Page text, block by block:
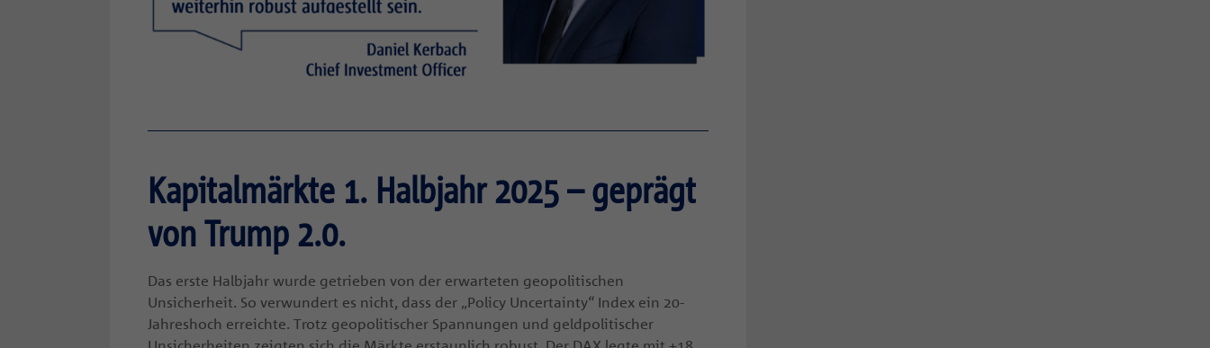
Kapitalmärkte 1. Halbjahr 2025 – geprägt
von Trump 2.0.
Das erste Halbjahr wurde getrieben von der erwarteten geopolitischen
Unsicherheit. So verwundert es nicht, dass der „Policy Uncertainty“ Index ein 20-
Jahreshoch erreichte. Trotz geopolitischer Spannungen und geldpolitischer